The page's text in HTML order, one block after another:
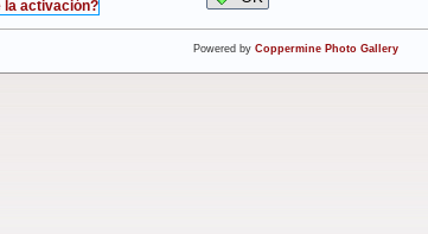
la activación?
Powered by Coppermine Photo Gallery